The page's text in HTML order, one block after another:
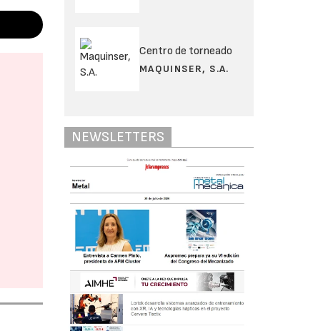
Centro de torneado
MAQUINSER, S.A.
NEWSLETTERS